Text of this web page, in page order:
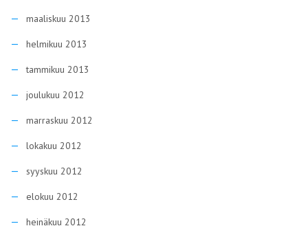
maaliskuu 2013
helmikuu 2013
tammikuu 2013
joulukuu 2012
marraskuu 2012
lokakuu 2012
syyskuu 2012
elokuu 2012
heinäkuu 2012